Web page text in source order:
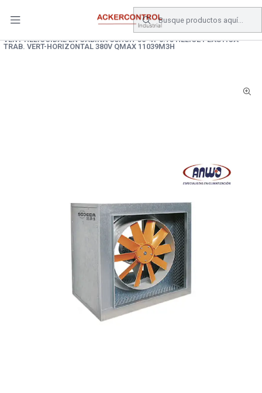
Climatizacion
VENTILADORES
VENT HELICOIDAL EN CABINA CJHCH-56-4T-0.75 HELICE PLASTICA
TRAB. VERT-HORIZONTAL 380V QMAX 11039M3H